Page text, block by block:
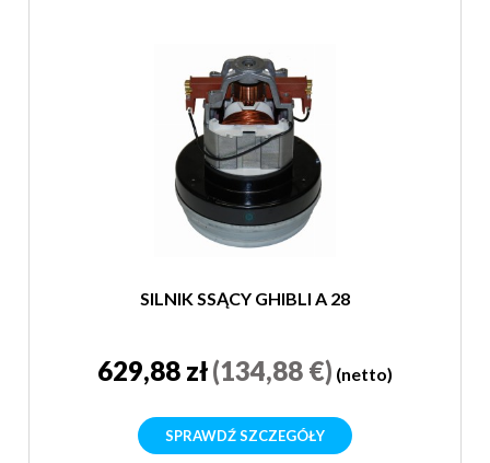
SILNIK SSĄCY GHIBLI A 28
629,88 zł(134,88 €) (netto)
SPRAWDŹ SZCZEGÓŁY